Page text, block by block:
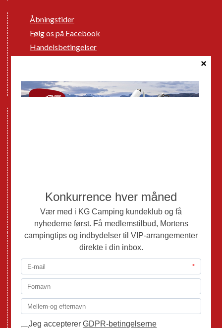
Åbningstider
Følg os på Facebook
Handelsbetingelser
GPDR - Optagelse af foto og video
Mortens Campingtips
KG Camping Kundeklub
Nyheder
Adria
Adria Autocampere
Eriba
Fendt
Hobby
Randger Van